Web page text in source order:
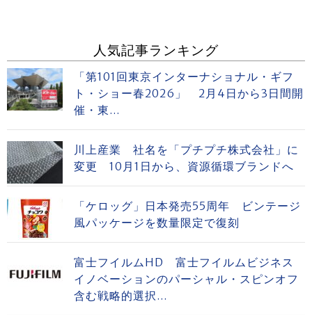
人気記事ランキング
「第101回東京インターナショナル・ギフ
ト・ショー春2026」 2月4日から3日間開
催・東...
川上産業 社名を「プチプチ株式会社」に
変更 10月1日から、資源循環ブランドへ
「ケロッグ」日本発売55周年 ビンテージ
風パッケージを数量限定で復刻
富士フイルムHD 富士フイルムビジネス
イノベーションのパーシャル・スピンオフ
含む戦略的選択...